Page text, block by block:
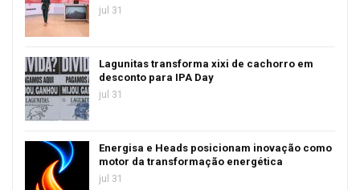
jul 31
Lagunitas transforma xixi de cachorro em
desconto para IPA Day
jul 31
Energisa e Heads posicionam inovação como
motor da transformação energética
jul 31